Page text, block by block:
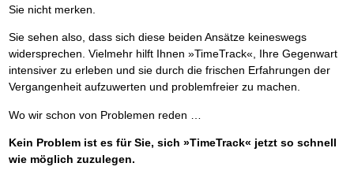
Sie nicht merken.
Sie sehen also, dass sich diese beiden Ansätze keineswegs
widersprechen. Vielmehr hilft Ihnen »TimeTrack«, Ihre Gegenwart
intensiver zu erleben und sie durch die frischen Erfahrungen der
Vergangenheit aufzuwerten und problemfreier zu machen.
Wo wir schon von Problemen reden …
Kein Problem ist es für Sie, sich »TimeTrack« jetzt so schnell
wie möglich zuzulegen.